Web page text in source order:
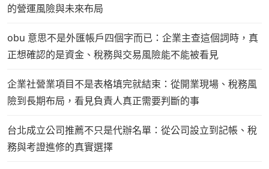
的營運風險與未來布局
obu 意思不是外匯帳戶四個字而已：企業主查這個詞時，真
正想確認的是資金、稅務與交易風險能不能被看見
企業社營業項目不是表格填完就結束：從開業現場、稅務風
險到長期布局，看見負責人真正需要判斷的事
台北成立公司推薦不只是代辦名單：從公司設立到記帳、稅
務與考證進修的真實選擇